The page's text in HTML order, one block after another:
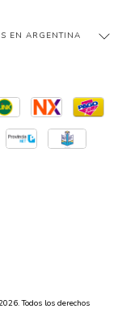
EN ARGENTINA
Todos los derechos